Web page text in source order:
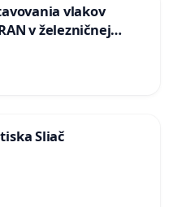
vlakov
v železničnej
Sliač